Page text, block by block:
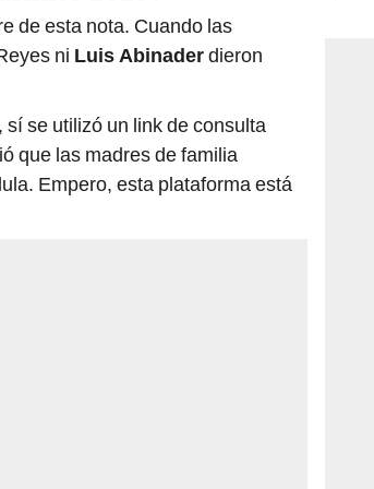
de esta nota. Cuando las
ni Luis Abinaderdieron
se utilizó un link de consulta
que las madres de familia
Empero, esta plataforma está